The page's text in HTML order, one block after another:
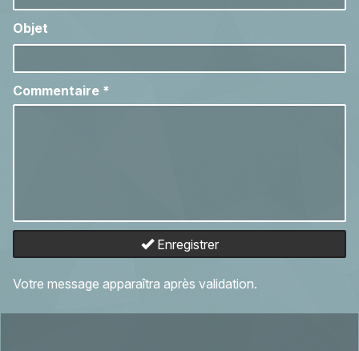
Objet
Commentaire *
Enregistrer
Votre message apparaîtra après validation.